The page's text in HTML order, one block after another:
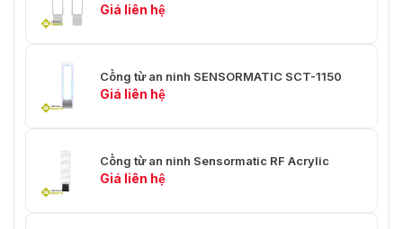
Ứng dụng thực tế của cổng từ A1140-D
chất lượng với mức giá tốt nhất. Sản phẩm được chúng
tôi nhập từ những thương hiệu nổi tiếng. Nên cam kết
hàng chính hãng với chất lượng được đảm bảo. Đến với
công nghệ hiện đại và chất lượng. Để hiểu rõ hơn về
thiết bị này, bạ liên hệ với nhân viên kinh doanh của
chúng tôi theo thông tin bên dưới. Nhận hỗ trợ tư vấn
Giá liên hệ
Cổng từ an ninh SENSORMATIC SCT-1150
Giá liên hệ
Cổng từ an ninh Sensormatic RF Acrylic
Giá liên hệ